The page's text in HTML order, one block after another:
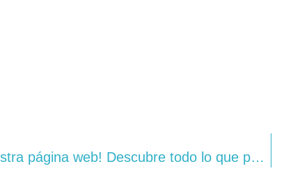
¡Estrenamos nuestra página web! Descubre todo lo que podemos ofrecerte.